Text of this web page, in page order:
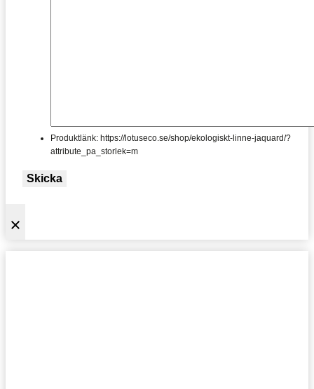
Produktlänk: https://lotuseco.se/shop/ekologiskt-linne-jaquard/?
attribute_pa_storlek=m
Skicka